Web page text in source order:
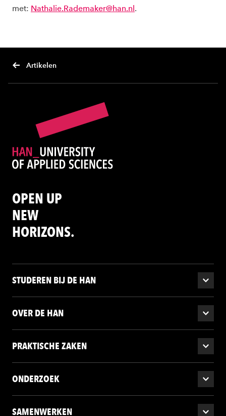
met: Nathalie.Rademaker@han.nl.
Artikelen
OPEN UP
NEW
HORIZONS.
STUDEREN BIJ DE HAN
OVER DE HAN
PRAKTISCHE ZAKEN
ONDERZOEK
SAMENWERKEN